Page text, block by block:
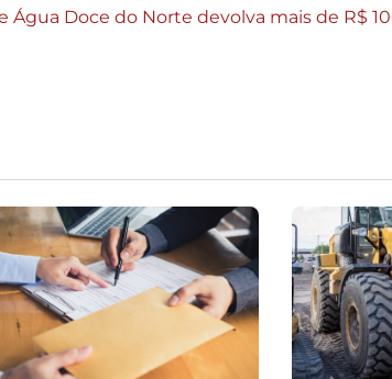
Água Doce do Norte devolva mais de R$